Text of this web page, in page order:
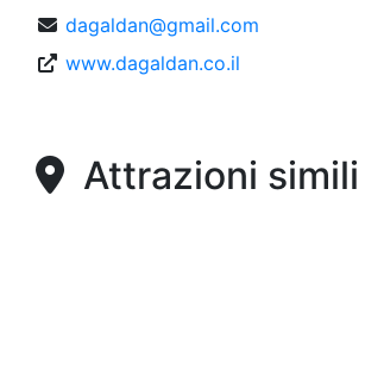
dagaldan@gmail.com
www.dagaldan.co.il
Attrazioni simili